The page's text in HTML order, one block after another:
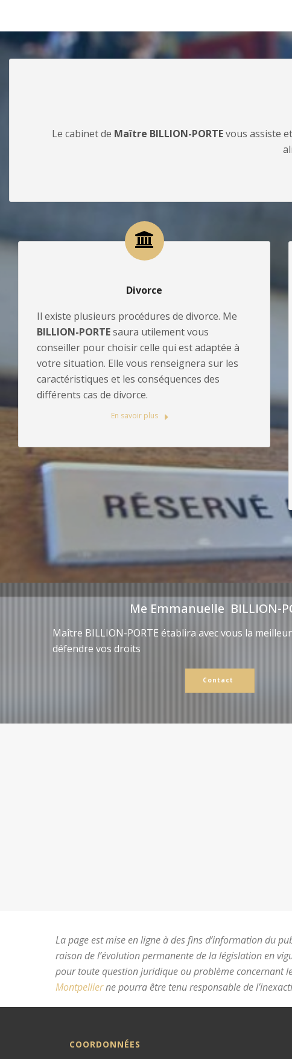
Le cabinet de Maître BILLION-PORTEvous assiste
Divorce
Il existe plusieurs procédures de divorce. Me
BILLION-PORTEsaura utilement vous
conseiller pour choisir celle qui est adaptée à
votre situation. Elle vous renseignera sur les
caractéristiques et les conséquences des
différents cas de divorce.
En savoir plus
Me Emmanuelle BILLION-
Maître BILLION-PORTE établira avec vous la
défendre vos droits
Contact
La page est mise en ligne à des fins d’information du
raison de l’évolution permanente de la législation en
pour toute question juridique ou problème concernant
Montpellierne pourra être tenu responsable de
COORDONNÉES